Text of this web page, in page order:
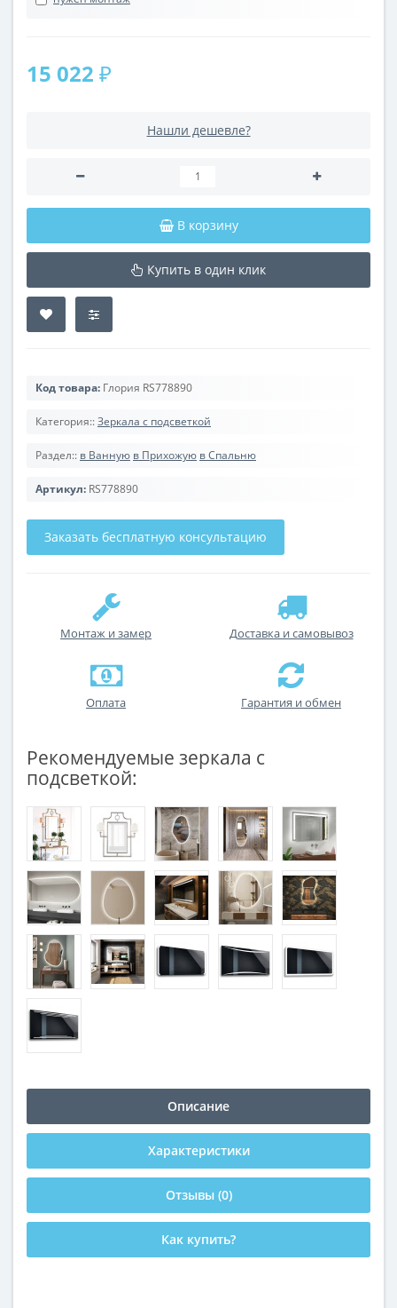
15 022 ₽
Нашли дешевле?
В корзину
Купить в один клик
Код товара: Глория RS778890
Категория::Зеркала с подсветкой
Раздел:: в Ванную в Прихожую в Спальню
Артикул: RS778890
Заказать бесплатную консультацию
Монтаж и замер Доставка и самовывоз
Оплата Гарантия и обмен
Рекомендуемые зеркала с
подсветкой:
Описание
Характеристики
Отзывы (0)
Как купить?